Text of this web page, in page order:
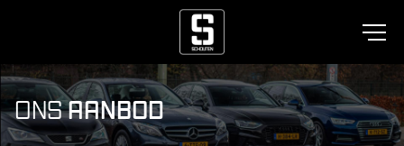
ONSAANBOD